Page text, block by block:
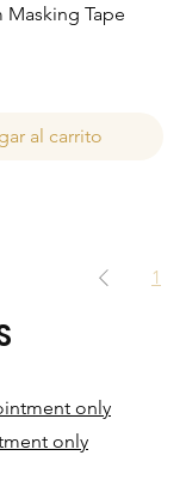
rápida
Masking Tape
al carrito
1
only
only